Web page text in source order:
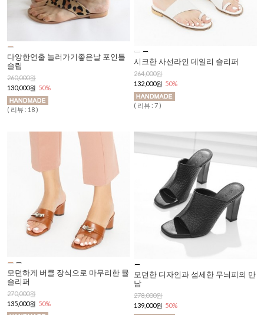
다양한연출 놀러가기좋은날 포인틀
슬립
260,000원
130,000원 50%
( 리뷰 : 18 )
시크한 사선라인 데일리 슬리퍼
264,000원
132,000원 50%
( 리뷰 : 7 )
모던하게 버클 장식으로 마무리한 뮬
슬리퍼
270,000원
135,000원 50%
모던한 디자인과 섬세한 무늬피의 만
남
278,000원
139,000원 50%